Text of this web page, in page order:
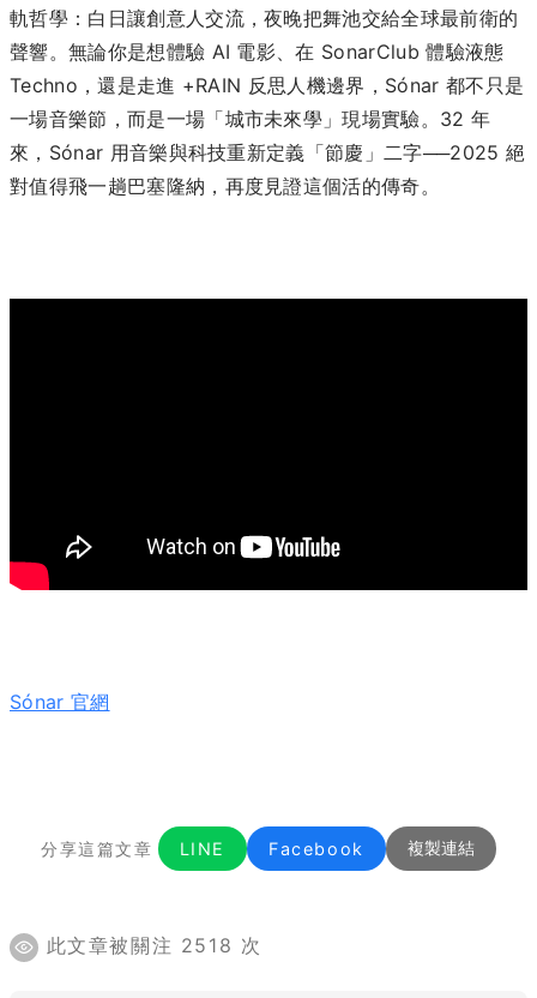
軌哲學：白日讓創意人交流，夜晚把舞池交給全球最前衛的
聲響。無論你是想體驗 AI 電影、在 SonarClub 體驗液態
Techno，還是走進 +RAIN 反思人機邊界，Sónar 都不只是
一場音樂節，而是一場「城市未來學」現場實驗。32 年
來，Sónar 用音樂與科技重新定義「節慶」二字──2025 絕
對值得飛一趟巴塞隆納，再度見證這個活的傳奇。
Sónar 官網
分享這篇文章 LINE Facebook 複製連結
此文章被關注 2518 次